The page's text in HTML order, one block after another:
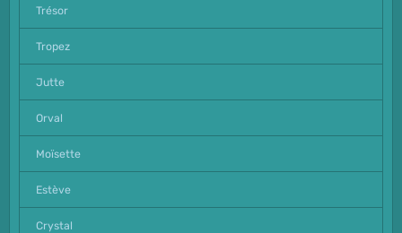
Trésor
Tropez
Jutte
Orval
Moïsette
Estève
Crystal